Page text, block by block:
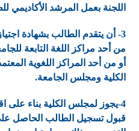
اللجنة بعمل المرشد الأكاديمي
3- أن يتقدم الطالب بشهادة
من أحد مراكز اللغة التابعة
أو من أحد المراكز اللغوية
الكلية ومجلس الجامعة.
4-يجوز لمجلس الكلية بناء
قبول تسجيل الطالب الحاصل